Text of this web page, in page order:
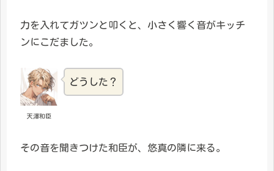
力を入れてガツンと叩くと、小さく響く音がキッチ
ンにこだました。
天澤和臣
どうした？
その音を聞きつけた和臣が、悠真の隣に来る。